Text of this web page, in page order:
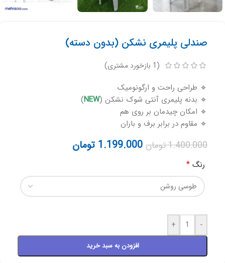
صندلی پلیمری نشکن (بدون دسته)
(
1 بازخورد مشتری)
🔹 طراحی راحت و ارگونومیک
🔹 بدنه پلیمری آنتی شوک نشکن (NEW
)
🔹 امکان چیدمان بر روی هم
🔹 مقاوم در برابر برف و باران
1.400.000تومان 1.199.000 تومان
رنگ *
-
+
افزودن به سبد خرید